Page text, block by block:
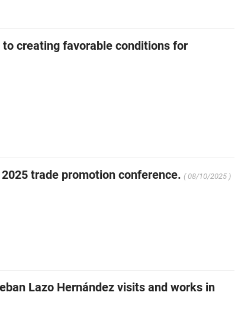
creating favorable conditions for
trade promotion conference. ( 08/10/2025 )
Lazo Hernández visits and works in